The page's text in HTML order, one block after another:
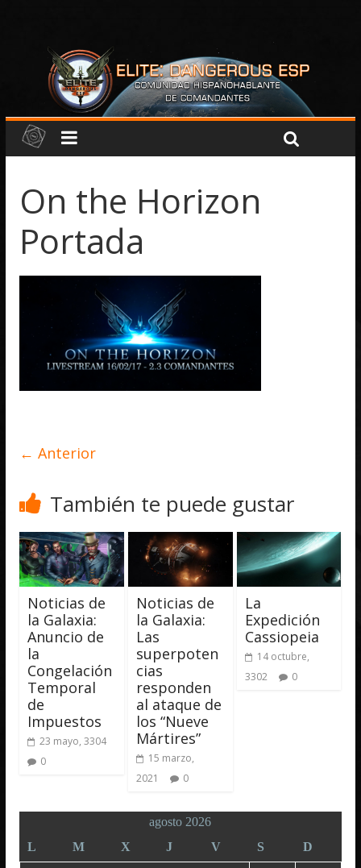
On the Horizon
Portada
← Anterior
También te puede gustar
Noticias de
la Galaxia:
Anuncio de
la
Congelación
Temporal
de
Impuestos
23 mayo, 3304
0
Noticias de
la Galaxia:
Las
superpoten
cias
responden
al ataque de
los “Nueve
Mártires”
15 marzo,
2021
0
La
Expedición
Cassiopeia
14 octubre,
3302
0
agosto 2026
L
M X J V S D